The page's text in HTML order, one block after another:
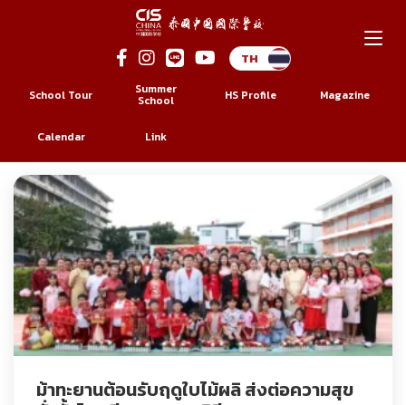
contentSchool Tour Summer
School HS Profile Magazine
Calendar Link
ป้ายกำกับ:โรงเรียนนานานชาติจีน
ม้าทะยานต้อนรับฤดูใบไม้ผลิ ส่งต่อความสุข